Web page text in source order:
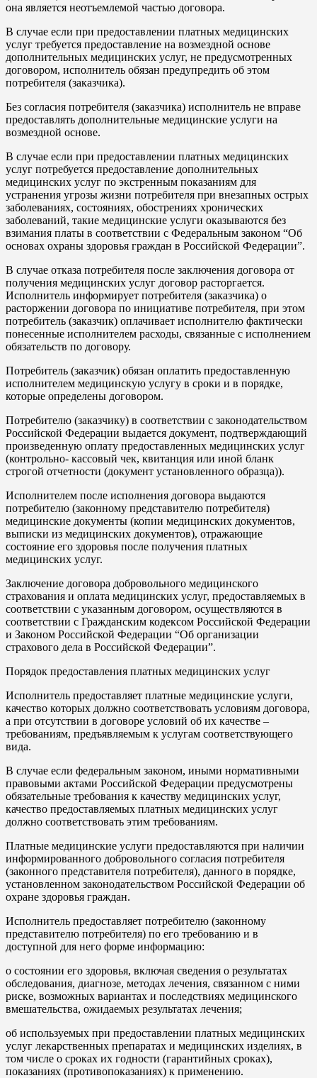
она является неотъемлемой частью договора.
В случае если при предоставлении платных медицинских
услуг требуется предоставление на возмездной основе
дополнительных медицинских услуг, не предусмотренных
договором, исполнитель обязан предупредить об этом
потребителя (заказчика).
Без согласия потребителя (заказчика) исполнитель не вправе
предоставлять дополнительные медицинские услуги на
возмездной основе.
В случае если при предоставлении платных медицинских
услуг потребуется предоставление дополнительных
медицинских услуг по экстренным показаниям для
устранения угрозы жизни потребителя при внезапных острых
заболеваниях, состояниях, обострениях хронических
заболеваний, такие медицинские услуги оказываются без
взимания платы в соответствии с Федеральным законом “Об
основах охраны здоровья граждан в Российской Федерации”.
В случае отказа потребителя после заключения договора от
получения медицинских услуг договор расторгается.
Исполнитель информирует потребителя (заказчика) о
расторжении договора по инициативе потребителя, при этом
потребитель (заказчик) оплачивает исполнителю фактически
понесенные исполнителем расходы, связанные с исполнением
обязательств по договору.
Потребитель (заказчик) обязан оплатить предоставленную
исполнителем медицинскую услугу в сроки и в порядке,
которые определены договором.
Потребителю (заказчику) в соответствии с законодательством
Российской Федерации выдается документ, подтверждающий
произведенную оплату предоставленных медицинских услуг
(контрольно- кассовый чек, квитанция или иной бланк
строгой отчетности (документ установленного образца)).
Исполнителем после исполнения договора выдаются
потребителю (законному представителю потребителя)
медицинские документы (копии медицинских документов,
выписки из медицинских документов), отражающие
состояние его здоровья после получения платных
медицинских услуг.
Заключение договора добровольного медицинского
страхования и оплата медицинских услуг, предоставляемых в
соответствии с указанным договором, осуществляются в
соответствии с Гражданским кодексом Российской Федерации
и Законом Российской Федерации “Об организации
страхового дела в Российской Федерации”.
Порядок предоставления платных медицинских услуг
Исполнитель предоставляет платные медицинские услуги,
качество которых должно соответствовать условиям договора,
а при отсутствии в договоре условий об их качестве –
требованиям, предъявляемым к услугам соответствующего
вида.
В случае если федеральным законом, иными нормативными
правовыми актами Российской Федерации предусмотрены
обязательные требования к качеству медицинских услуг,
качество предоставляемых платных медицинских услуг
должно соответствовать этим требованиям.
Платные медицинские услуги предоставляются при наличии
информированного добровольного согласия потребителя
(законного представителя потребителя), данного в порядке,
установленном законодательством Российской Федерации об
охране здоровья граждан.
Исполнитель предоставляет потребителю (законному
представителю потребителя) по его требованию и в
доступной для него форме информацию:
o состоянии его здоровья, включая сведения о результатах
обследования, диагнозе, методах лечения, связанном с ними
риске, возможных вариантах и последствиях медицинского
вмешательства, ожидаемых результатах лечения;
об используемых при предоставлении платных медицинских
услуг лекарственных препаратах и медицинских изделиях, в
том числе о сроках их годности (гарантийных сроках),
показаниях (противопоказаниях) к применению.